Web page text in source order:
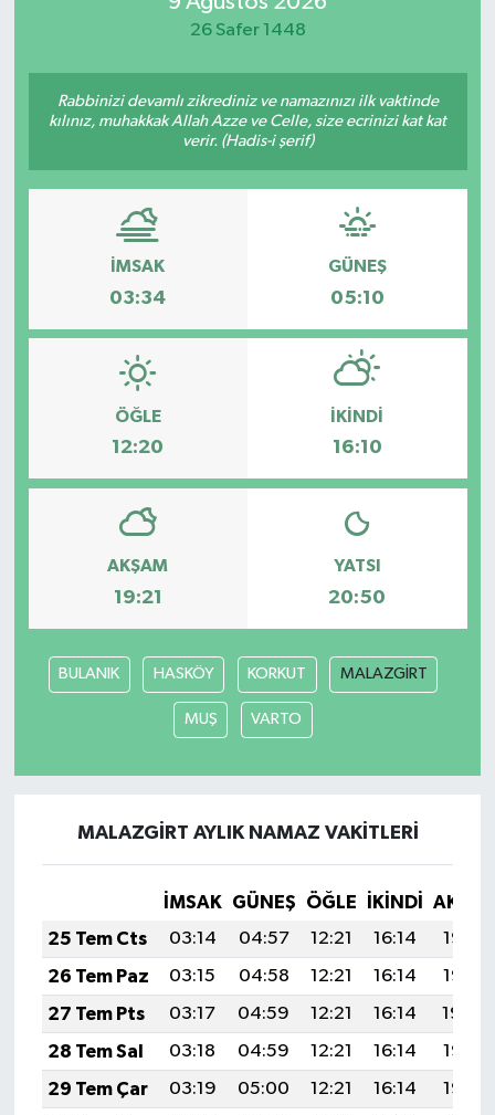
26 Safer 1448
Rabbinizi devamlı zikrediniz ve namazınızı ilk vaktinde
kılınız, muhakkak Allah Azze ve Celle, size ecrinizi kat kat
verir. (Hadis-i şerif)
İMSAK
03:34
GÜNEŞ
05:10
ÖĞLE
12:20
İKINDI
16:10
AKŞAM
19:21
YATSI
20:50
BULANIK HASKÖY KORKUT MALAZGİRT
MUŞ VARTO
MALAZGİRT AYLIK NAMAZ VAKITLERI
İMSAK GÜNEŞ ÖĞLE İKINDI
25 Tem Cts
03:14 04:57 12:21 16:14
19:36
26 Tem Paz
03:15 04:58 12:21 16:14
19:35
27 Tem Pts
03:17 04:59 12:21 16:14
19:34
28 Tem Sal
03:18 04:59 12:21 16:14
19:33
29 Tem Çar
03:19 05:00 12:21 16:14
19:32
Sağlık
Yaşam
İletişim